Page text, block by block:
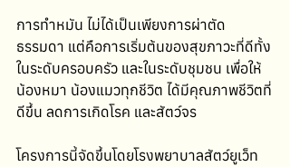
การทำหมัน ไม่ได้เป็นเพียงการผ่าตัด
ธรรมดา แต่คือการเริ่มต้นของสุขภาวะที่ดีทั้ง
ในระดับครอบครัว และในระดับชุมชน เพื่อให้
น้องหมา น้องแมวทุกชีวิต ได้มีคุณภาพชีวิตที่
ดีขึ้น ลดการเกิดโรค และสัตว์จร
โครงการนี้จัดขึ้นโดยโรงพยาบาลสัตว์ยูเว็ท